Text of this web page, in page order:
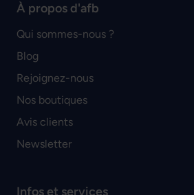
À propos d'afb
Qui sommes-nous ?
Blog
Rejoignez-nous
Nos boutiques
Avis clients
Newsletter
Infos et services